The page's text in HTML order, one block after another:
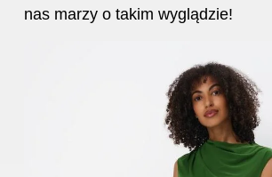
nas marzy o takim wyglądzie!